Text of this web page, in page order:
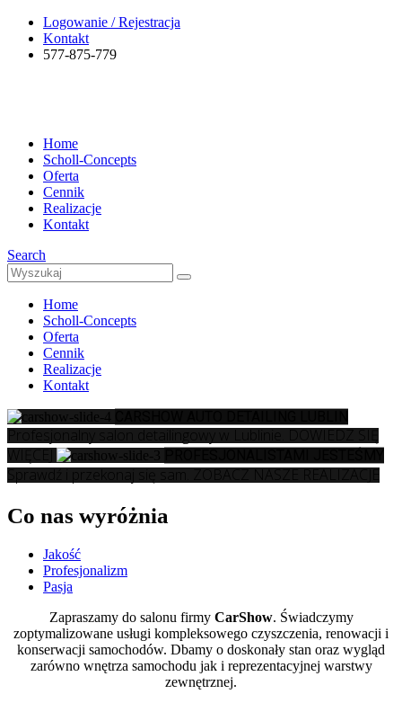
Logowanie / Rejestracja
Kontakt
577-875-779
Home
Scholl-Concepts
Oferta
Cennik
Realizacje
Kontakt
Search
Home
Scholl-Concepts
Oferta
Cennik
Realizacje
Kontakt
Co nas wyróżnia
Jakość
Profesjonalizm
Pasja
Zapraszamy do salonu firmy CarShow. Świadczymy
zoptymalizowane usługi kompleksowego czyszczenia, renowacji i
konserwacji samochodów. Dbamy o doskonały stan oraz wygląd
zarówno wnętrza samochodu jak i reprezentacyjnej warstwy
zewnętrznej.